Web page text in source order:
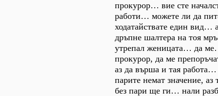
прокурор… вие сте
работи… можете ли да
ходатайствате един вид…
дръпне шалтера на тоя
утрепал женицата… да
прокурор, да ме
аз да върша и тая
парите немат значение,
без пари ще ги… нали